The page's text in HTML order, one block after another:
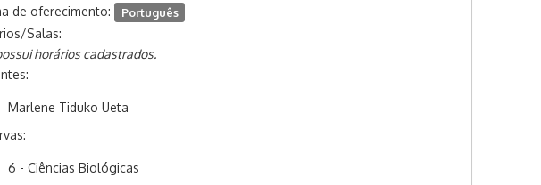
de oferecimento: Português
Salas:
horários cadastrados.
Marlene Tiduko Ueta
6 - Ciências Biológicas